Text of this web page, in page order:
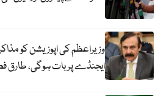
وزیراعظم کی اپوزیشن کو
ایجنڈے پر بات ہوگی،